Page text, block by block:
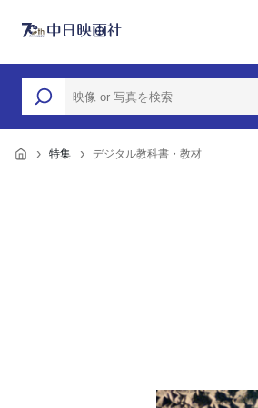
特集 デジタル教科書・教材